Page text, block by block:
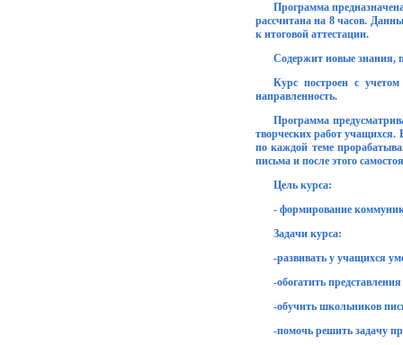
Программа
рассчитана на 8 часов.
к итоговой аттестации.
Содержит новые знания,
Курс построен с
направленность.
Программа
творческих работ
по каждой теме
письма и после этого
Цель курса:
- формирование
Задачи курса:
-развивать у учащихся
-обогатить
-обучить школьников
-помочь решить задачу